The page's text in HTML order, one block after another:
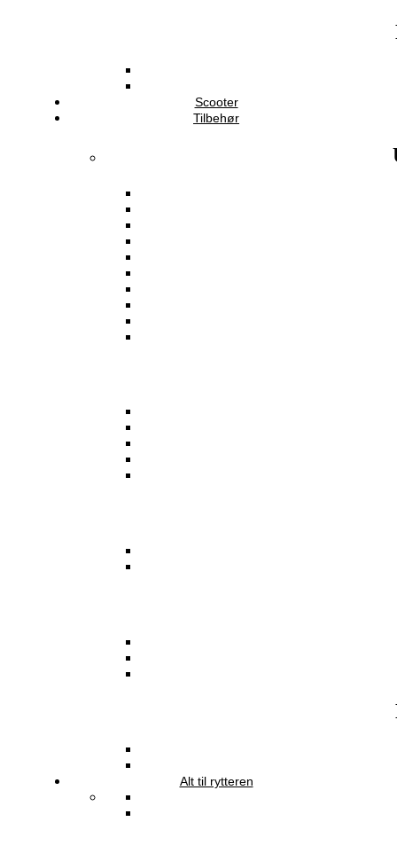
Scooter
Tilbehør
Alt til rytteren